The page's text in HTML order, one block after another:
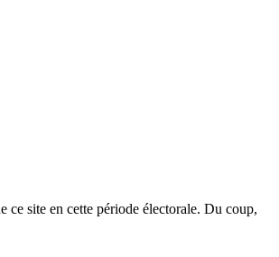
ce site en cette période électorale. Du coup,